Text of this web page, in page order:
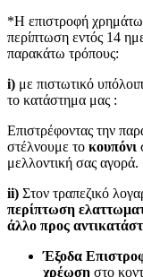
*Η επιστροφή
περίπτωση εντός 14
παρακάτω τρόπους:
i) με πιστωτικό
το κατάστημα μας :
Επιστρέφοντας την
στέλνουμε το κουπόνι
μελλοντική σας αγορά.
ii) Στον τραπεζικό
περίπτωση
άλλο προς
Έξοδα
χρέωση στο